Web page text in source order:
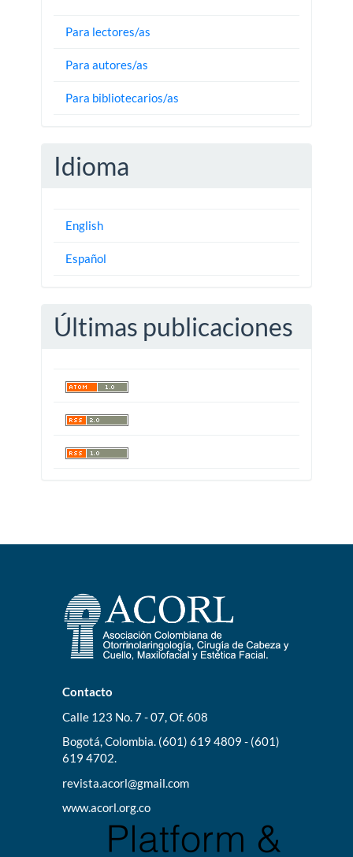
Para lectores/as
Para autores/as
Para bibliotecarios/as
Idioma
English
Español
Últimas publicaciones
Contacto
Calle 123 No. 7 - 07, Of. 608
Bogotá, Colombia. (601) 619 4809 - (601)
619 4702.
revista.acorl@gmail.com
www.acorl.org.co